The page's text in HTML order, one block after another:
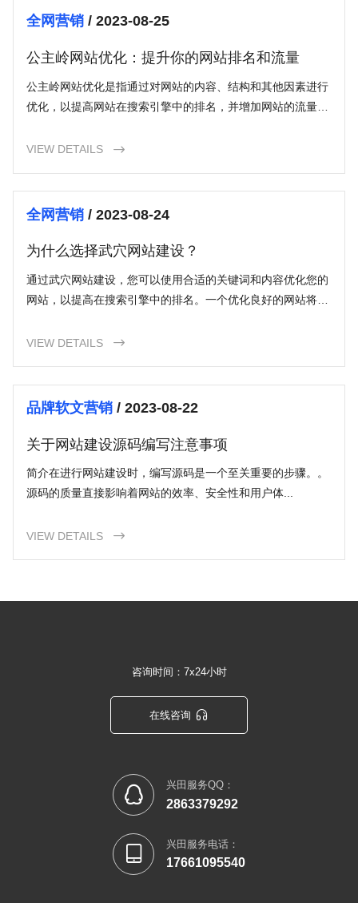
全网营销/ 2023-08-25
公主岭网站优化：提升你的网站排名和流量
公主岭网站优化是指通过对网站的内容、结构和其他因素进行
优化，以提高网站在搜索引擎中的排名，并增加网站的流量。
站，并将其展示给潜在的用户。
VIEW DETAILS 
全网营销/ 2023-08-24
为什么选择武穴网站建设？
通过武穴网站建设，您可以使用合适的关键词和内容优化您的
网站，以提高在搜索引擎中的排名。一个优化良好的网站将使
品牌曝光度。
VIEW DETAILS 
品牌软文营销/ 2023-08-22
关于网站建设源码编写注意事项
简介在进行网站建设时，编写源码是一个至关重要的步骤。。
源码的质量直接影响着网站的效率、安全性和用户体...
VIEW DETAILS 
咨询时间：7x24小时
在线咨询 
 兴田服务QQ：
2863379292
 兴田服务电话：
17661095540